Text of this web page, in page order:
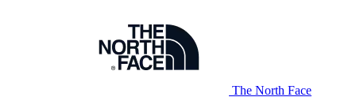
The North Face